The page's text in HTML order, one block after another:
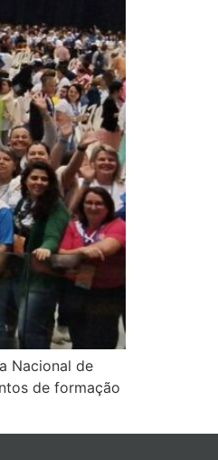
Nacional de
de formação